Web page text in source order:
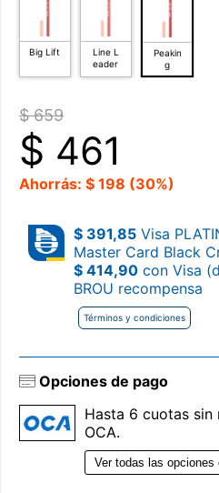
Big Lift
Line L
eader
Peakin
g
$ 659
$ 461
Ahorrás: $ 198 (30%)
$ 391,85 Visa
Master Card Black
$ 414,90 con Visa
BROU recompensa
Términos y condiciones
Opciones de pago
Hasta 6 cuotas sin
OCA.
Ver todas las opciones